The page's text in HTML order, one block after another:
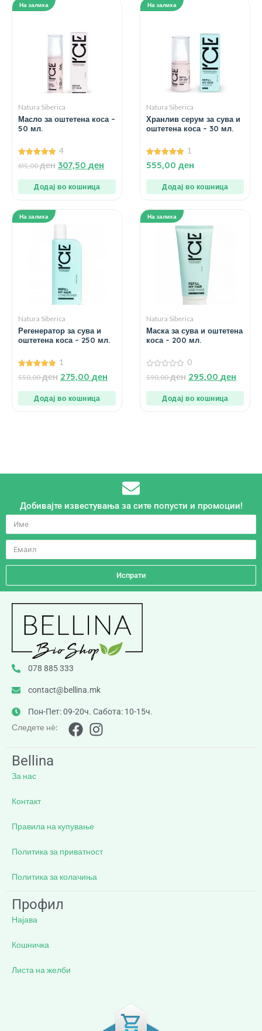
На залиха
Natura Siberica
Масло за оштетена коса –
50 мл.
од 5
4
615,00ден 307,50 ден
Додај во кошница
На залиха
Natura Siberica
Хранлив серум за сува и
оштетена коса – 30 мл.
5.00
од 5
1
555,00 ден
Додај во кошница
На залиха
Natura Siberica
Регенератор за сува и
оштетена коса – 250 мл.
од 5
1
550,00ден 275,00 ден
Додај во кошница
На залиха
Natura Siberica
Маска за сува и оштетена
коса – 200 мл.
од
0
590,00ден 295,00 ден
Додај во кошница
Добивајте известувања за сите попусти и промоции!
Испрати
078 885 333
contact@bellina.mk
Пон-Пет: 09-20ч. Сабота: 10-15ч.
Следете нè:
Bellina
За нас
Контакт
Правила на купување
Политика за приватност
Политика за колачиња
Профил
Најава
Кошничка
Листа на желби